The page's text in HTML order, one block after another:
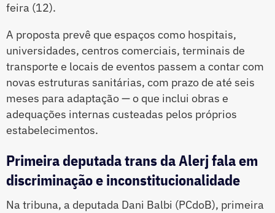
feira (12).
A proposta prevê que espaços como hospitais,
universidades, centros comerciais, terminais de
transporte e locais de eventos passem a contar com
novas estruturas sanitárias, com prazo de até seis
meses para adaptação — o que inclui obras e
adequações internas custeadas pelos próprios
estabelecimentos.
Primeira deputada trans da Alerj fala em
discriminação e inconstitucionalidade
Na tribuna, a deputada Dani Balbi (PCdoB), primeira